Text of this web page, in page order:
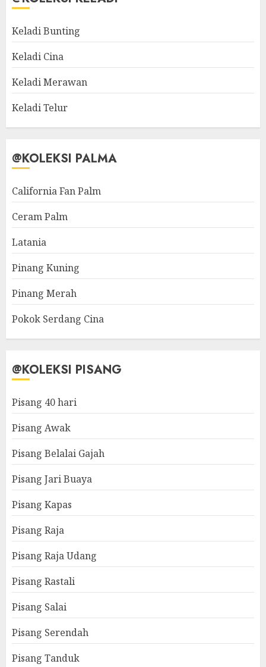
Keladi Bunting
Keladi Cina
Keladi Merawan
Keladi Telur
@KOLEKSI PALMA
California Fan Palm
Ceram Palm
Latania
Pinang Kuning
Pinang Merah
Pokok Serdang Cina
@KOLEKSI PISANG
Pisang 40 hari
Pisang Awak
Pisang Belalai Gajah
Pisang Jari Buaya
Pisang Kapas
Pisang Raja
Pisang Raja Udang
Pisang Rastali
Pisang Salai
Pisang Serendah
Pisang Tanduk